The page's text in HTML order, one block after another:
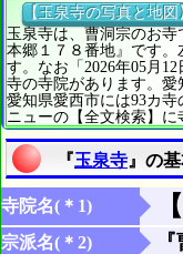
【玉泉寺の写真と地図
玉泉寺は、曹洞宗のお
本郷１７８番地』です
す。なお「2026年05月
寺の寺院があります。愛
愛知県愛西市には93カ
ニューの【全文検索】に
『玉泉寺 』の
寺院名(＊1) 【
宗派名(＊2)